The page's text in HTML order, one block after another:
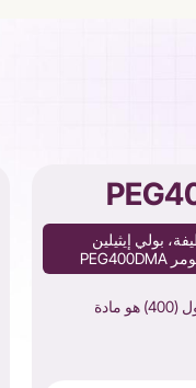
بولي إيثيلين
ثنائي ميثاكريلات البولي إيثيلين جلايكول (400) هو مادة